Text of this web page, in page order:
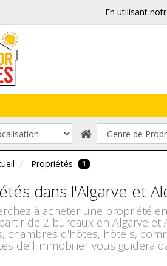
En utilisant
Propriétés 1
dans l'Algarve et
à acheter une propriété
de 2 bureaux en Algarve
chambres d'hôtes, hôtels,
de l'immobilier vous guidera